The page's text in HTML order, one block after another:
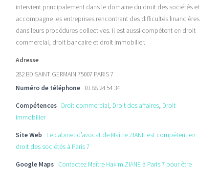
intervient principalement dans le domaine du droit des sociétés et
accompagne les entreprises rencontrant des difficultés financières
dans leurs procédures collectives. Il est aussi compétent en droit
commercial, droit bancaire et droit immobilier.
Adresse
282 BD SAINT GERMAIN 75007 PARIS 7
Numéro de téléphone 01 88 24 54 34
Compétences Droit commercial, Droit des affaires, Droit
immobilier
Site Web
Le cabinet d’avocat de Maître ZIANE est compétent en
droit des sociétés à Paris 7
Google Maps Contactez Maître Hakim ZIANE à Paris 7 pour être